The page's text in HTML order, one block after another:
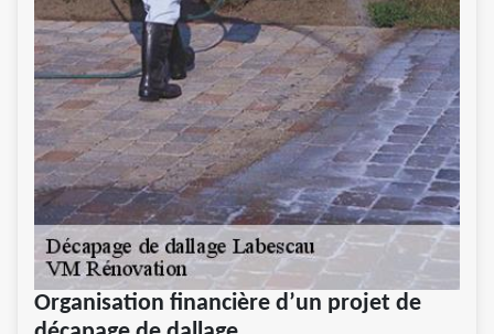
Organisation financière d’un projet de